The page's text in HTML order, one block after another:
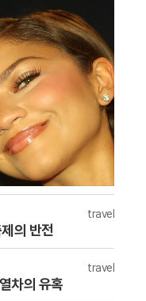
travel
의 반전
travel
차의 유혹